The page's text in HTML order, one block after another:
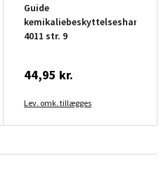
Guide
kemikaliebeskyttelseshandsker
4011 str. 9
44,95 kr.
Lev. omk. tillægges